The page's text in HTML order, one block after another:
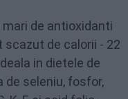
de antioxidanti
de calorii - 22
in dietele de
de seleniu, fosfor,